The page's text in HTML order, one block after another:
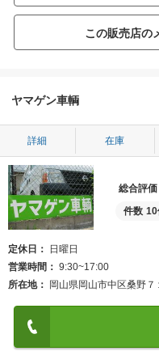
この販売店の
ヤマゲン車輌
詳細 在庫
総合評価
件数 10
定休日
日曜日
営業時間
9:30~17:00
所在地
岡山県岡山市中区桑野７